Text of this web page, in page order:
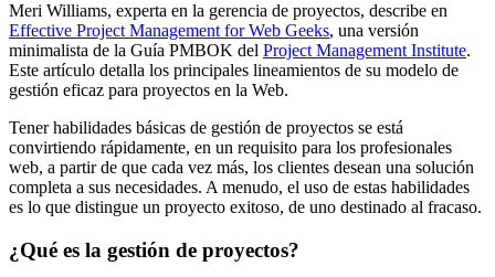
Meri Williams, experta en la gerencia de proyectos, describe en
Effective Project Management for Web Geeks, una versión
minimalista de la Guía PMBOK del Project Management Institute.
Este artículo detalla los principales lineamientos de su modelo de
gestión eficaz para proyectos en la Web.
Tener habilidades básicas de gestión de proyectos se está
convirtiendo rápidamente, en un requisito para los profesionales
web, a partir de que cada vez más, los clientes desean una solución
completa a sus necesidades. A menudo, el uso de estas habilidades
es lo que distingue un proyecto exitoso, de uno destinado al fracaso.
¿Qué es la gestión de proyectos?